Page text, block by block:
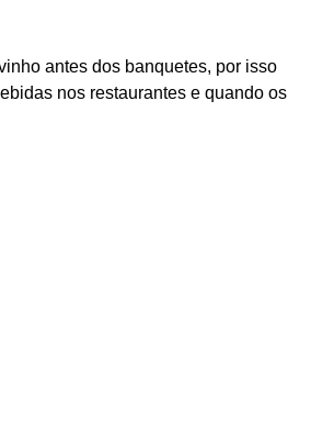
antes dos banquetes, por isso
nos restaurantes e quando os